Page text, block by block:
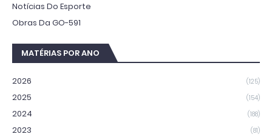
Notícias Do Esporte
Obras Da GO-591
MATÉRIAS POR ANO
2026 (125)
2025 (154)
2024 (188)
2023 (81)